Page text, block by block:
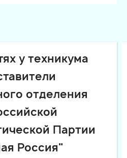
у техникума
отделения
Партии
Россия"